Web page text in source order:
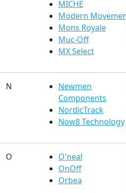
MICHE
Modern
Mons Royale
Muc-Off
MX Select
N
Newmen
Components
NordicTrack
Now8 Technology
O O'neal
OnOff
Orbea